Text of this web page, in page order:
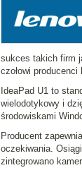
sukces takich firm
czołowi
IdeaPad U1 to
wielodotykowy i
środowiskami
Producent
oczekiwania.
zintegrowano